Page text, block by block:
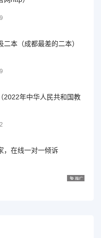
二本（成都最差的二本）
2022年中华人民共和国教
，在线一对一倾诉